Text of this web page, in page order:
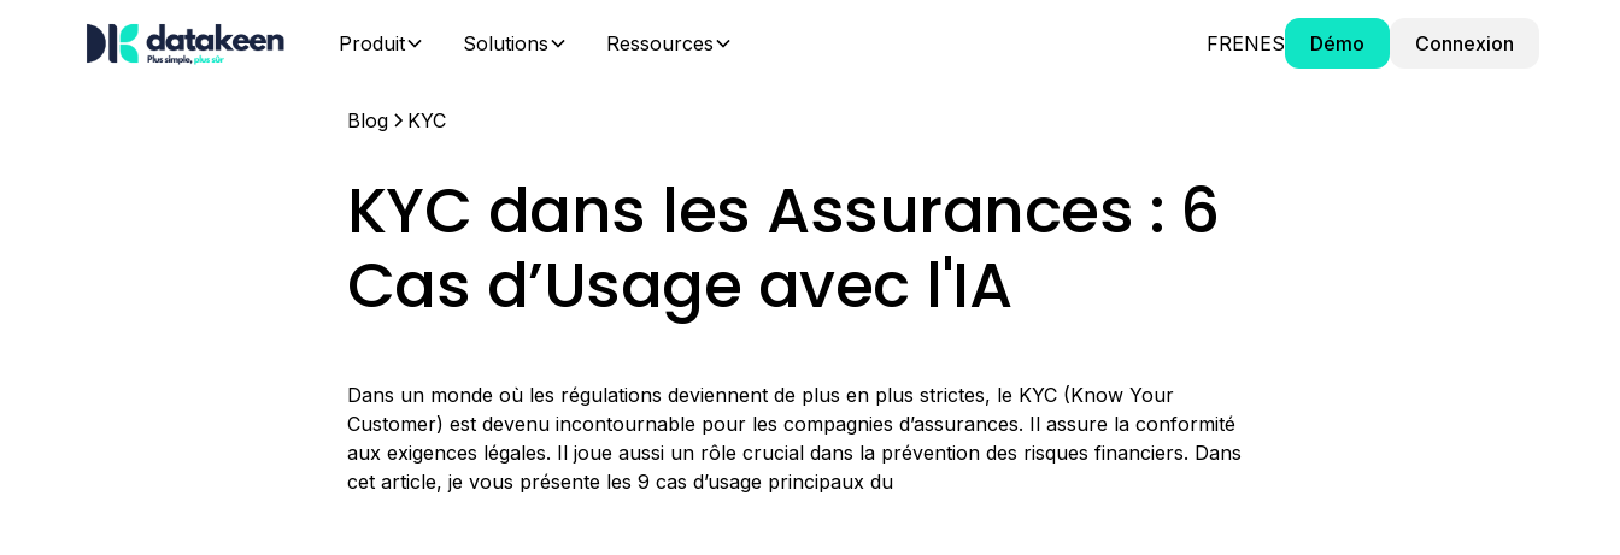
Produit Solutions Ressources FRENES Démo Connexion
Blog KYC
KYC dans les Assurances : 6
Cas d’Usage avec l'IA
Dans un monde où les régulations deviennent de plus en plus strictes, le KYC (Know Your
Customer) est devenu incontournable pour les compagnies d’assurances. Il assure la conformité
aux exigences légales. Il joue aussi un rôle crucial dans la prévention des risques financiers. Dans
cet article, je vous présente les 9 cas d’usage principaux du